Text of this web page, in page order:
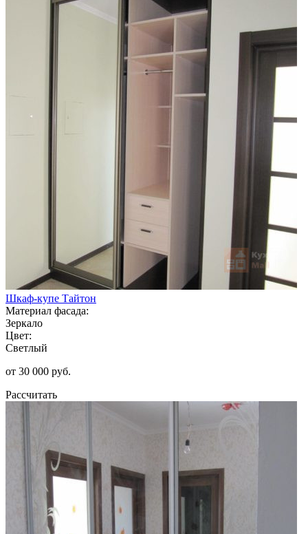
Шкаф-купе Тайтон
Материал фасада:
Зеркало
Цвет:
Светлый
от 30 000 руб.
Рассчитать